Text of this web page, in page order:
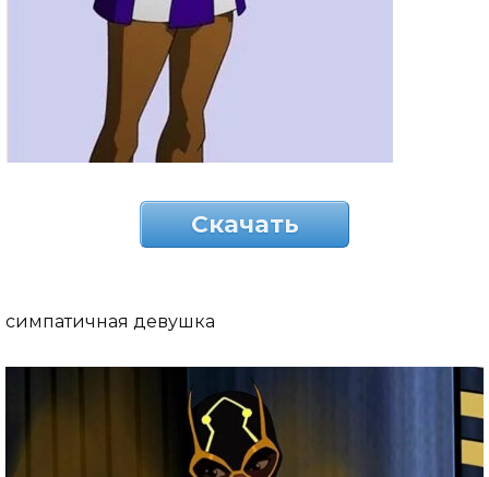
Скачать
симпатичная девушка